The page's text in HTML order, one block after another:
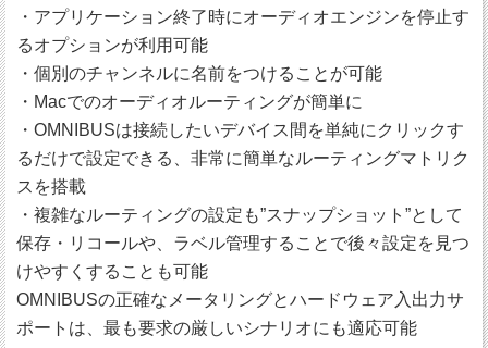
・アプリケーション終了時にオーディオエンジンを停止す
るオプションが利用可能
・個別のチャンネルに名前をつけることが可能
・Macでのオーディオルーティングが簡単に
・OMNIBUSは接続したいデバイス間を単純にクリックす
るだけで設定できる、非常に簡単なルーティングマトリク
スを搭載
・複雑なルーティングの設定も”スナップショット”として
保存・リコールや、ラベル管理することで後々設定を見つ
けやすくすることも可能
OMNIBUSの正確なメータリングとハードウェア入出力サ
ポートは、最も要求の厳しいシナリオにも適応可能